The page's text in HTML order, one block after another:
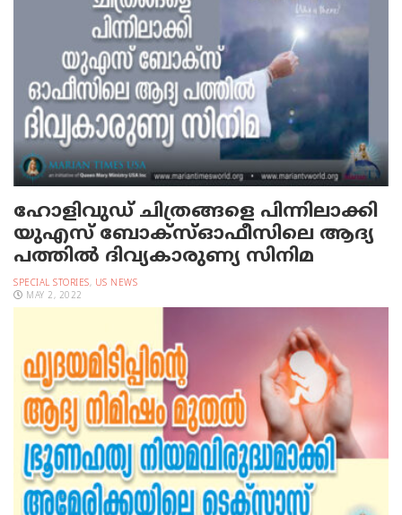
ഹോളിവുഡ് ചിത്രങ്ങളെ പിന്നിലാക്കി
യു‌എസ് ബോക്സ്ഓഫീസിലെ ആദ്യ
പത്തില്‍ ദിവ്യകാരുണ്യ സിനിമ
SPECIAL STORIES, US NEWS
MAY 2, 2022